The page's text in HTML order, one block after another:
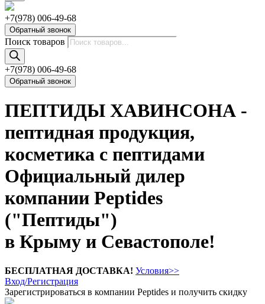
+7(978) 006-49-68
Обратный звонок
Поиск товаров
+7(978) 006-49-68
Обратный звонок
ПЕПТИДЫ ХАВИНСОНА -
пептидная продукция,
косметика с пептидами
Официальный дилер
компании Peptides
("Пептиды")
в Крыму и Севастополе!
БЕСПЛАТНАЯ ДОСТАВКА! Условия>>
Вход/Регистрация
Зарегистрироваться в компании Peptides и получить скидку